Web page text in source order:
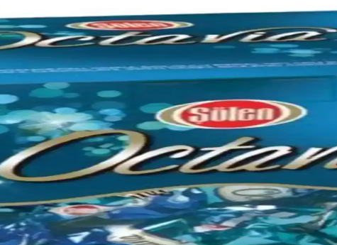
tasarımıyla koleksiyoncular ve otomobil tutkunları için ideal. Renk
ve satılan ürünler hakkında detaylar
bölgenin otomobil tutkusunu yansıtıyor. Ürünler arasında tişörtler
Araç Estetiği İçin Önemli Bilgiler
koruma amaçlı ürünlerin özellikleri ve alışveriş ipuçları sunuluyor.
Kolaylaşır
etkili ve kolayca temizler, dayanıklı yapısıyla uzun ömür sağlar.
Temizliği İçin Yenilikçi Çözüm
ev ve araçtaki tüyleri hızlıca ve zahmetsizce temizler, hijyen sağlar.